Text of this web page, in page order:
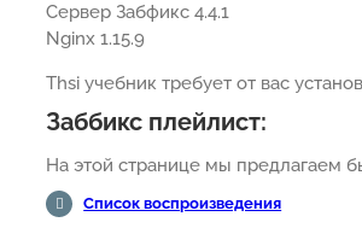
Сервер Забфикс 4.4.1
Nginx 1.15.9
Thsi учебник требует от вас
Заббикс плейлист:
На этой странице мы предлагаем
Список воспроизведения